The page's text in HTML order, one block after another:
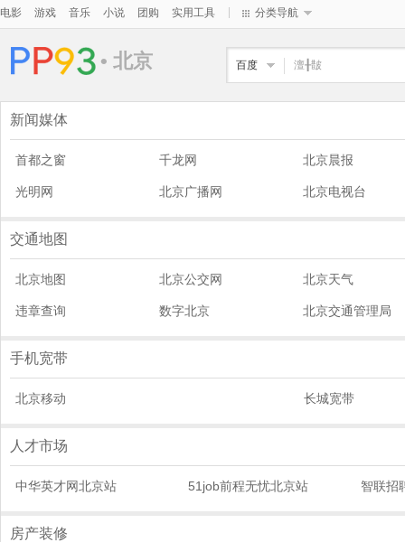
电影 游戏 音乐 小说 团购 实用工具 分类导航
• 北京 百度
新闻媒体
首都之窗 千龙网 北京晨报
光明网 北京广播网 北京电视台
交通地图
北京地图 北京公交网 北京天气
违章查询 数字北京 北京交通管理局
手机宽带
北京移动 长城宽带
人才市场
中华英才网北京站 51job前程无忧北京站 智联招
房产装修